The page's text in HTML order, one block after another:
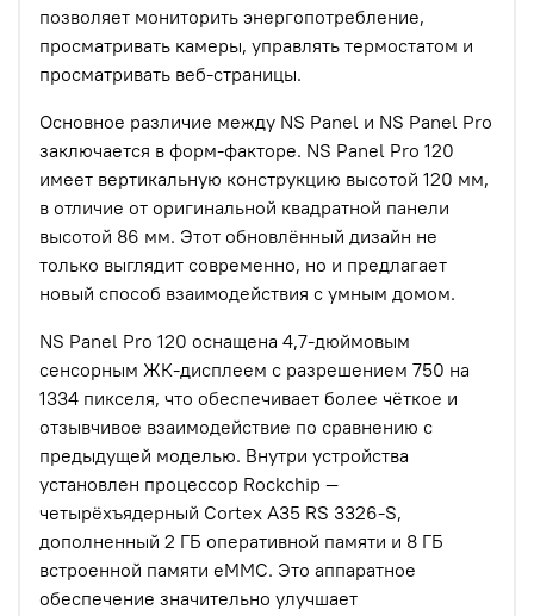
позволяет мониторить энергопотребление,
просматривать камеры, управлять термостатом и
просматривать веб-страницы.
Основное различие между NS Panel и NS Panel Pro
заключается в форм-факторе. NS Panel Pro 120
имеет вертикальную конструкцию высотой 120 мм,
в отличие от оригинальной квадратной панели
высотой 86 мм. Этот обновлённый дизайн не
только выглядит современно, но и предлагает
новый способ взаимодействия с умным домом.
NS Panel Pro 120 оснащена 4,7-дюймовым
сенсорным ЖК-дисплеем с разрешением 750 на
1334 пикселя, что обеспечивает более чёткое и
отзывчивое взаимодействие по сравнению с
предыдущей моделью. Внутри устройства
установлен процессор Rockchip —
четырёхъядерный Cortex A35 RS 3326-S,
дополненный 2 ГБ оперативной памяти и 8 ГБ
встроенной памяти eMMC. Это аппаратное
обеспечение значительно улучшает